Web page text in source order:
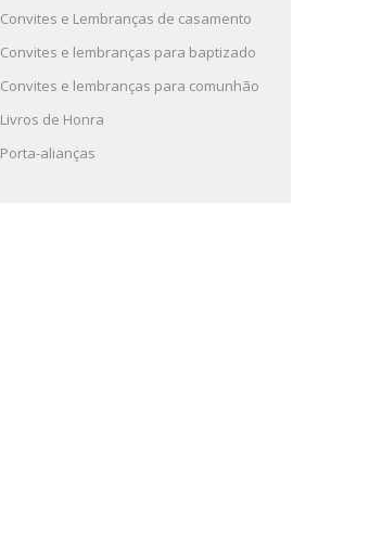
Convites e Lembranças de casamento
Convites e lembranças para baptizado
Convites e lembranças para comunhão
Livros de Honra
Porta-alianças